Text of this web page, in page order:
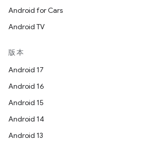
Android for Cars
Android TV
版本
Android 17
Android 16
Android 15
Android 14
Android 13